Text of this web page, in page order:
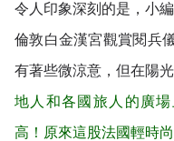
令人印象深刻的是，小
倫敦白金漢宮觀賞閱兵
有著些微涼意，但在陽
地人和各國旅人的廣
高！原來這股法國輕時